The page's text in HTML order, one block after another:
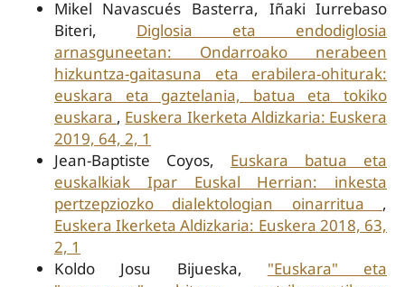
Mikel Navascués Basterra, Iñaki Iurrebaso
Biteri, Diglosia eta endodiglosia
arnasguneetan: Ondarroako nerabeen
hizkuntza-gaitasuna eta erabilera-ohiturak:
euskara eta gaztelania, batua eta tokiko
euskara , Euskera Ikerketa Aldizkaria: Euskera
2019, 64, 2, 1
Jean-Baptiste Coyos, Euskara batua eta
euskalkiak Ipar Euskal Herrian: inkesta
pertzepziozko dialektologian oinarritua ,
Euskera Ikerketa Aldizkaria: Euskera 2018, 63,
2, 1
Koldo Josu Bijueska, "Euskara" eta